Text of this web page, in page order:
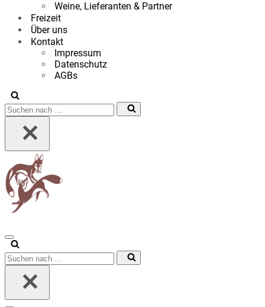
Weine, Lieferanten & Partner
Freizeit
Über uns
Kontakt
Impressum
Datenschutz
AGBs
Suchen
nach …
Navigationsmenü
Suchen
nach …